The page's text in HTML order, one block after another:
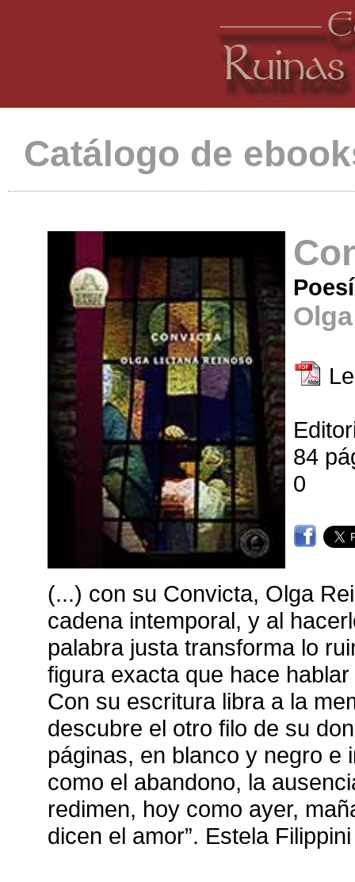
Catálogo de
84
0
(...) con su Convicta, Olga
cadena intemporal, y al
palabra justa transforma lo
figura exacta que hace
Con su escritura libra a la
descubre el otro filo de su
páginas, en blanco y negro e
como el abandono, la
redimen, hoy como ayer,
dicen el amor”. Estela Filippini